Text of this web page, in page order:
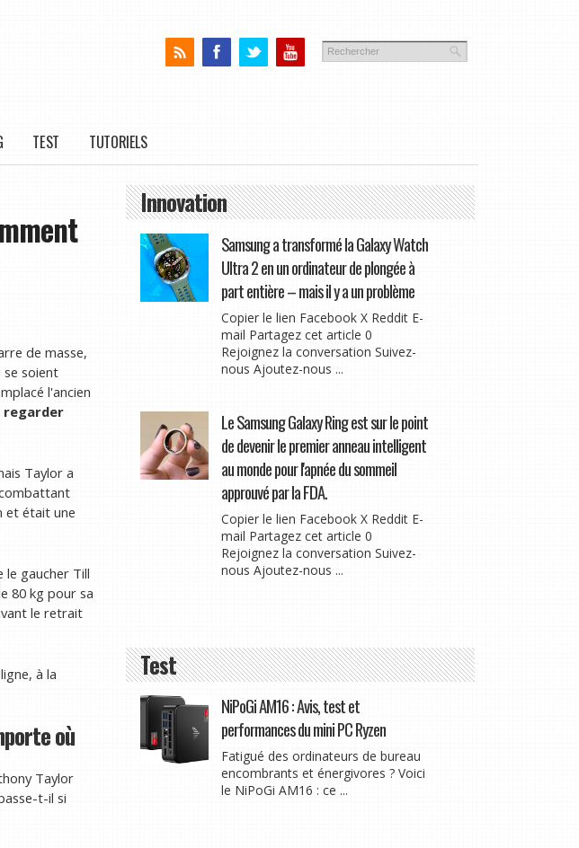
TEST TUTORIELS
de masse,
se soient
l'ancien
regarder
Taylor a
et était une
le gaucher Till
80 kg pour sa
le retrait
à la
où
Taylor
t-il si
Innovation
Samsung a transformé la Galaxy Watch
Ultra 2 en un ordinateur de plongée à
part entière – mais il y a un problème
Copier le lien Facebook X Reddit E-
mail Partagez cet article 0
Rejoignez la conversation Suivez-
nous Ajoutez-nous ...
Le Samsung Galaxy Ring est sur le point
de devenir le premier anneau intelligent
au monde pour l'apnée du sommeil
approuvé par la FDA.
Copier le lien Facebook X Reddit E-
mail Partagez cet article 0
Rejoignez la conversation Suivez-
nous Ajoutez-nous ...
Test
NiPoGi AM16 : Avis, test et
performances du mini PC Ryzen
Fatigué des ordinateurs de bureau
encombrants et énergivores ? Voici
le NiPoGi AM16 : ce ...